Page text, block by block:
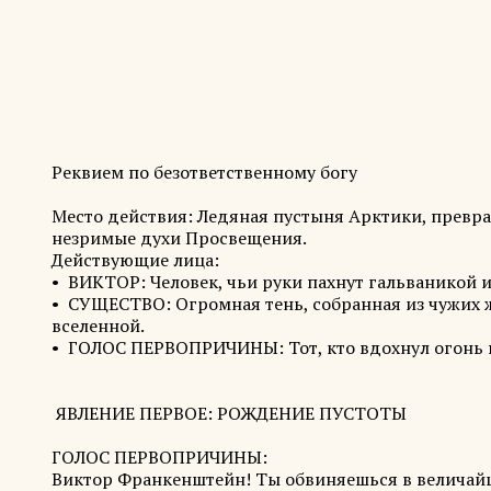
Реквием по безответственному богу
Место действия: Ледяная пустыня Арктики,
незримые духи Просвещения.
Действующие лица:
• ВИКТОР: Человек, чьи руки пахнут гальваникой
• СУЩЕСТВО: Огромная тень, собранная из чужих
вселенной.
• ГОЛОС ПЕРВОПРИЧИНЫ: Тот, кто вдохнул огонь
ЯВЛЕНИЕ ПЕРВОЕ: РОЖДЕНИЕ ПУСТОТЫ
ГОЛОС ПЕРВОПРИЧИНЫ:
Виктор Франкенштейн! Ты обвиняешься в